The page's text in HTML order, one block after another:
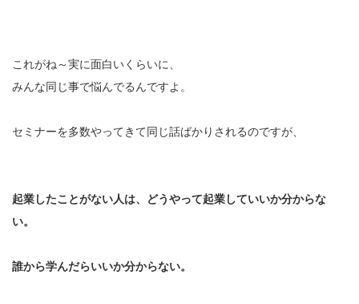
これがね～実に面白いくらいに、
みんな同じ事で悩んでるんですよ。
セミナーを多数やってきて同じ話ばかりされるのですが、
起業したことがない人は、どうやって起業していいか分からな
い。
誰から学んだらいいか分からない。